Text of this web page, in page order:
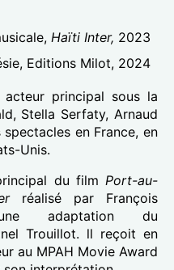
Haïti Inter, 2023
Editions Milot, 2024
principal sous la
Stella Serfaty, Arnaud
en France, en
Unis.
du film Port-au-
réalisé par François
adaptation du
Trouillot. ll reçoit en
au MPAH Movie Award